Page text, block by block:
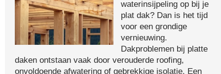
waterinsijpeling op bij je
plat dak? Dan is het tijd
voor een grondige
vernieuwing.
Dakproblemen bij platte
daken ontstaan vaak door verouderde roofing,
onvoldoende afwatering of gebrekkige isolatie. Een